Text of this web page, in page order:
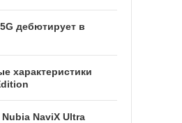
дебютирует в
характеристики
NaviX Ultra